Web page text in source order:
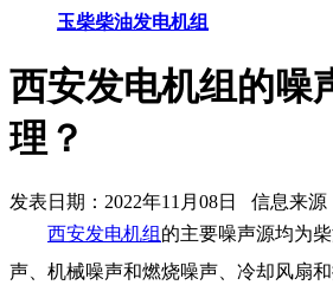
玉柴柴油发电机组
西安发电机组的噪
理？
发表日期：2022年11月08日 信息来源
西安发电机组 的主要噪声源均为
声、机械噪声和燃烧噪声、冷却风扇和